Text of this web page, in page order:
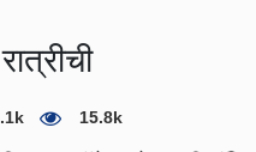
15.8k